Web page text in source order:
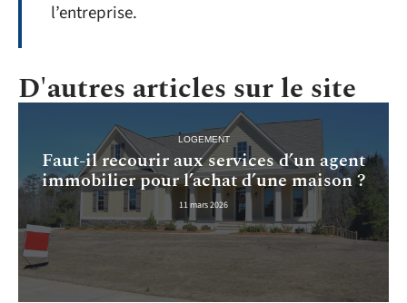
l’entreprise.
D'autres articles sur le site
LOGEMENT
Faut-il recourir aux services d’un agent
immobilier pour l’achat d’une maison ?
11 mars 2026